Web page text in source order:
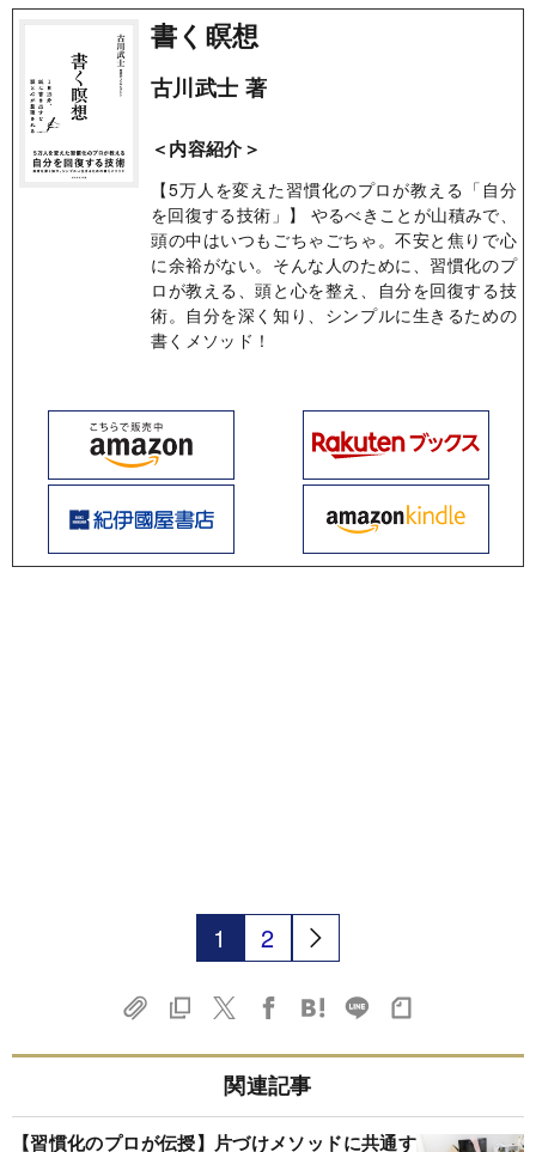
書く瞑想
古川武士 著
＜内容紹介＞
【5万人を変えた習慣化のプロが教える「自分
を回復する技術」】 やるべきことが山積みで、
頭の中はいつもごちゃごちゃ。不安と焦りで心
に余裕がない。そんな人のために、習慣化のプ
ロが教える、頭と心を整え、自分を回復する技
術。自分を深く知り、シンプルに生きるための
書くメソッド！
1 2
関連記事
【習慣化のプロが伝授】片づけメソッドに共通す